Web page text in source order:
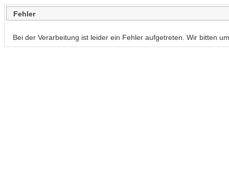
Fehler
Bei der Verarbeitung ist leider ein Fehler aufgetreten. Wir bitten